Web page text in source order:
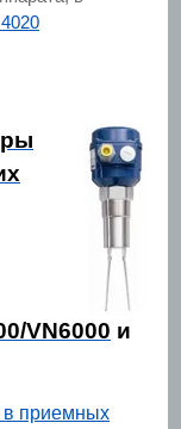
VN6000 и
в приемных